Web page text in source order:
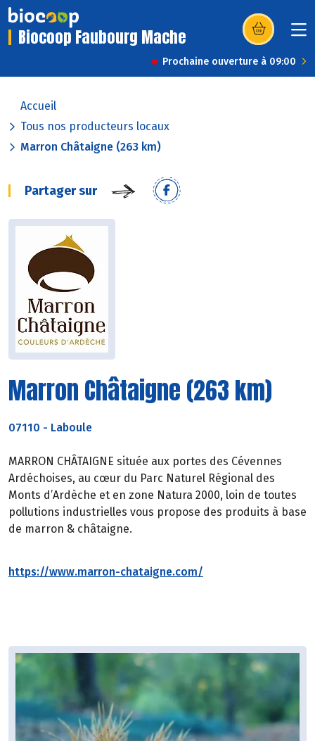
Biocoop Faubourg Mache (s’ouvre dans
Prochaine ouverture à 09:00
Accueil
Tous nos producteurs locaux
Marron Châtaigne (263 km)
Partager sur
Marron Châtaigne (263 km)
07110 - Laboule
MARRON CHÂTAIGNE située aux portes des Cévennes
Ardéchoises, au cœur du Parc Naturel Régional des
Monts d’Ardèche et en zone Natura 2000, loin de toutes
pollutions industrielles vous propose des produits à base
de marron & châtaigne.
https://www.marron-chataigne.com/